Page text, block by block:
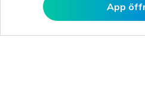
In
App